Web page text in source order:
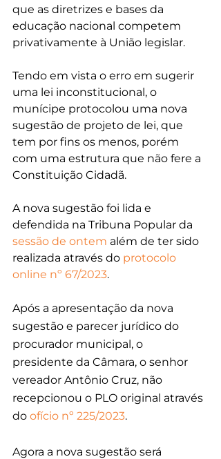
que as diretrizes e bases da
educação nacional competem
privativamente à União legislar.
Tendo em vista o erro em sugerir
uma lei inconstitucional, o
munícipe protocolou uma nova
sugestão de projeto de lei, que
tem por fins os menos, porém
com uma estrutura que não fere a
Constituição Cidadã.
A nova sugestão foi lida e
defendida na Tribuna Popular da
sessão de ontem além de ter sido
realizada através do protocolo
online nº 67/2023.
Após a apresentação da nova
sugestão e parecer jurídico do
procurador municipal, o
presidente da Câmara, o senhor
vereador Antônio Cruz, não
recepcionou o PLO original através
do ofício nº 225/2023.
Agora a nova sugestão será